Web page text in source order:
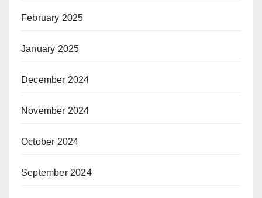
February 2025
January 2025
December 2024
November 2024
October 2024
September 2024